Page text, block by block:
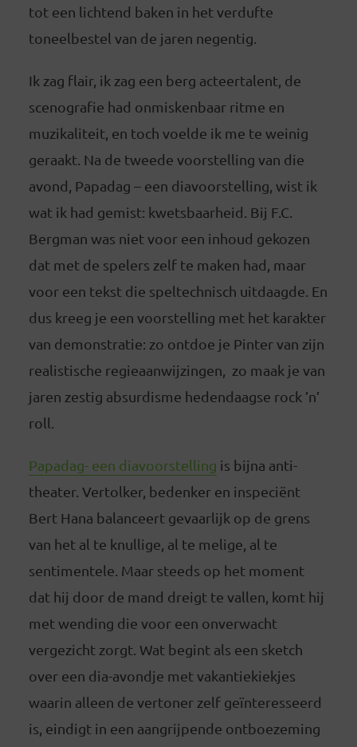
tot een lichtend baken in het verdufte
toneelbestel van de jaren negentig.
Ik zag flair, ik zag een berg acteertalent, de
scenografie had onmiskenbaar ritme en
muzikaliteit, en toch voelde ik me te weinig
geraakt. Na de tweede voorstelling van die
avond, Papadag – een diavoorstelling, wist ik
wat ik had gemist: kwetsbaarheid. Bij F.C.
Bergman was niet voor een inhoud gekozen
dat met de spelers zelf te maken had, maar
voor een tekst die speltechnisch uitdaagde. En
dus kreeg je een voorstelling met het karakter
van demonstratie: zo ontdoe je Pinter van zijn
realistische regieaanwijzingen, zo maak je van
jaren zestig absurdisme hedendaagse rock ’n’
roll.
Papadag- een diavoorstelling is bijna anti-
theater. Vertolker, bedenker en inspeciënt
Bert Hana balanceert gevaarlijk op de grens
van het al te knullige, al te melige, al te
sentimentele. Maar steeds op het moment
dat hij door de mand dreigt te vallen, komt hij
met wending die voor een onverwacht
vergezicht zorgt. Wat begint als een sketch
over een dia-avondje met vakantiekiekjes
waarin alleen de vertoner zelf geïnteresseerd
is, eindigt in een aangrijpende ontboezeming